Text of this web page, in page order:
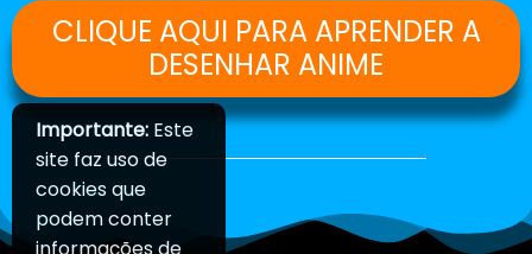
CLIQUE AQUI PARA APRENDER A
DESENHAR ANIME
Importante: Este
site faz uso de
cookies que
podem conter